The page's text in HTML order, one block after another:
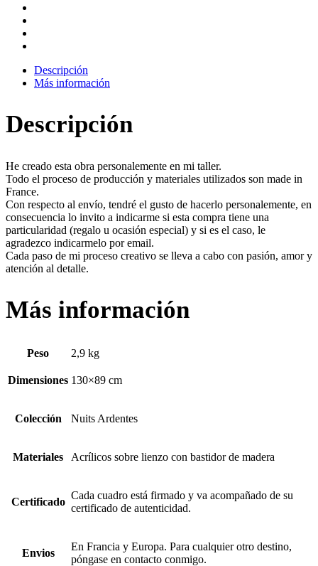
Descripción
Más información
Descripción
He creado esta obra personalemente en mi taller.
Todo el proceso de producción y materiales utilizados son made in
France.
Con respecto al envío, tendré el gusto de hacerlo personalemente, en
consecuencia lo invito a indicarme si esta compra tiene una
particularidad (regalo u ocasión especial) y si es el caso, le
agradezco indicarmelo por email.
Cada paso de mi proceso creativo se lleva a cabo con pasión, amor y
atención al detalle.
Más información
Peso 2,9 kg
Dimensiones 130×89 cm
Colección Nuits Ardentes
Materiales Acrílicos sobre lienzo con bastidor de madera
Certificado
Cada cuadro está firmado y va acompañado de su
certificado de autenticidad.
Envios
En Francia y Europa. Para cualquier otro destino,
póngase en contacto conmigo.